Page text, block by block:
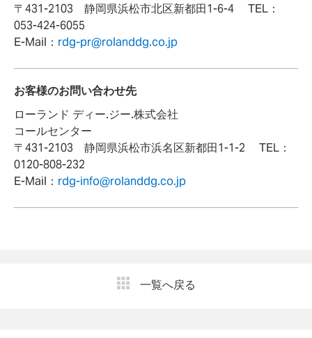
〒431-2103 静岡県浜松市北区新都田1-6-4 TEL：
053-424-6055
E-Mail： rdg-pr@rolanddg.co.jp
お客様のお問い合わせ先
ローランド ディー.ジー.株式会社
コールセンター
〒431-2103 静岡県浜松市浜名区新都田1-1-2 TEL：
0120-808-232
E-Mail： rdg-info@rolanddg.co.jp
一覧へ戻る